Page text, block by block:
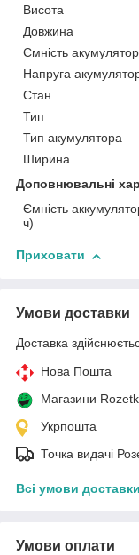
Висота
Довжина
Ємність
Напруга
Стан
Тип
Тип акумулятора
Ширина
Доповнювальні
Ємність
ч)
Приховати
Умови доставки
Доставка
Нова Пошта
Магазини
Укрпошта
Точка видачі
Всі умови доставки
Умови оплати